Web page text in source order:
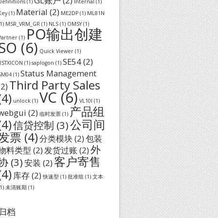
(1) Material (2) ME2DP (1) ML81N
MSR_VRM_GR (1) NLS (1) OMSY(1)
(1) PO输出创建
(6) Quick Viewer (1)
(1) saplogon (1) SE54(2)
(1) Status Management
Third Party Sales
unlock (1) VC (6) VL10I (1)
(2) 临时发票 (1) 产品组
信贷控制 (3)公司间
票 (4)分类模块(2)包装
料类型 (2)发货过账 (2)外
(3)安装 (2) 客户寄售
库存(2) 快速型 (1) 批准组 (1) 文本
未清账期 (1)
档